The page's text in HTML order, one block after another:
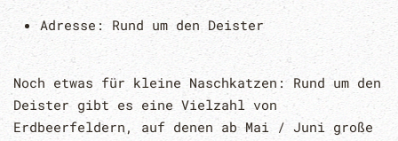
Adresse: Rund um den Deister
Noch etwas für kleine Naschkatzen: Rund um den
Deister gibt es eine Vielzahl von
Erdbeerfeldern, auf denen ab Mai / Juni große